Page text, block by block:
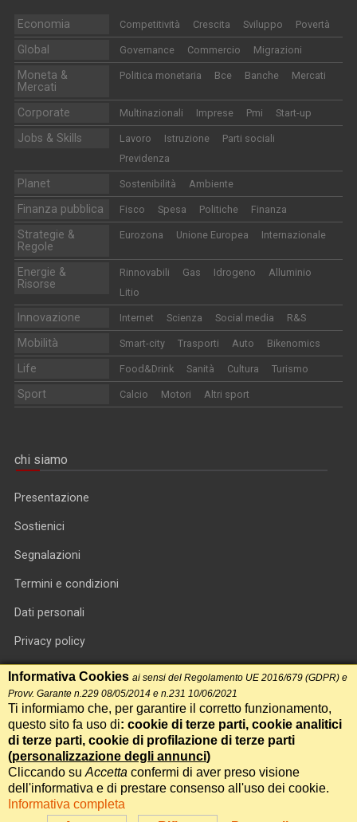
Economia Competitività Crescita Sviluppo Povertà
Global Governance Commercio Migrazioni
Moneta &
Mercati
Politica monetaria Bce Banche Mercati
Corporate Multinazionali Imprese Pmi Start-up
Jobs & Skills Lavoro Istruzione
Parti sociali
Previdenza
Planet Sostenibilità Ambiente
Finanza pubblica Fisco Spesa Politiche Finanza
Strategie &
Regole
Eurozona Unione Europea Internazionale
Energie &
Risorse
Rinnovabili Gas Idrogeno
Alluminio
Litio
Innovazione Internet Scienza Social media R&S
Mobilità Smart-city Trasporti Auto Bikenomics
Life Food&Drink Sanità Cultura Turismo
Sport Calcio Motori Altri sport
chi siamo
Presentazione
Sostienici
Segnalazioni
Termini e condizioni
Dati personali
Privacy policy
Informativa cookie
RSS feed
RSS Top News
Contatti
International Communication S.r.l. • P.IVA 14478081004 • Testata
giornalistica n.191, reg. Tribunale di Roma del 14/12/2017
Informativa Cookies ai sensi del Regolamento UE 2016/679 (GDPR) e
Provv. Garante n.229 08/05/2014 e n.231 10/06/2021
Ti informiamo che, per garantire il corretto funzionamento,
questo sito fa uso di: cookie di terze parti, cookie analitici
di terze parti, cookie di profilazione di terze parti
(personalizzazione degli annunci)
Cliccando su Accetta confermi di aver preso visione
dell'informativa e di prestare consenso all'uso dei cookie.
Informativa completa